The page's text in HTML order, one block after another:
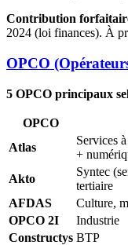
Contribution
2024 (loi finances). À
OPCO
5 OPCO principaux
OPCO
Atlas
Services
+
Akto
Syntec
tertiaire
AFDAS
Culture,
OPCO 2I
Industrie
Constructys BTP